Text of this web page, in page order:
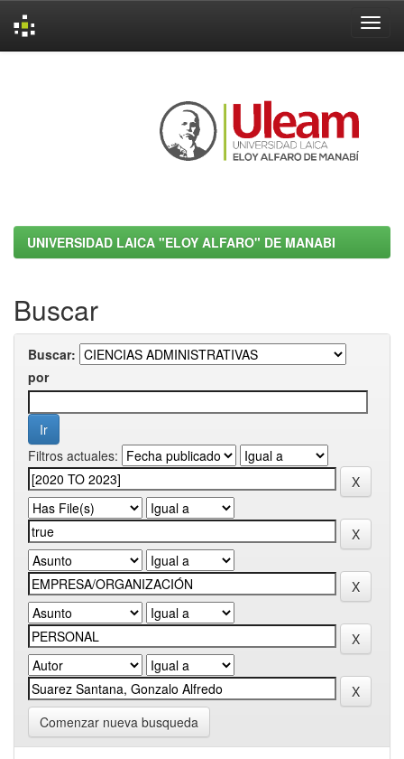
UNIVERSIDAD LAICA "ELOY ALFARO" DE MANABI
Buscar
Buscar:
por
Filtros actuales:
Comenzar nueva busqueda